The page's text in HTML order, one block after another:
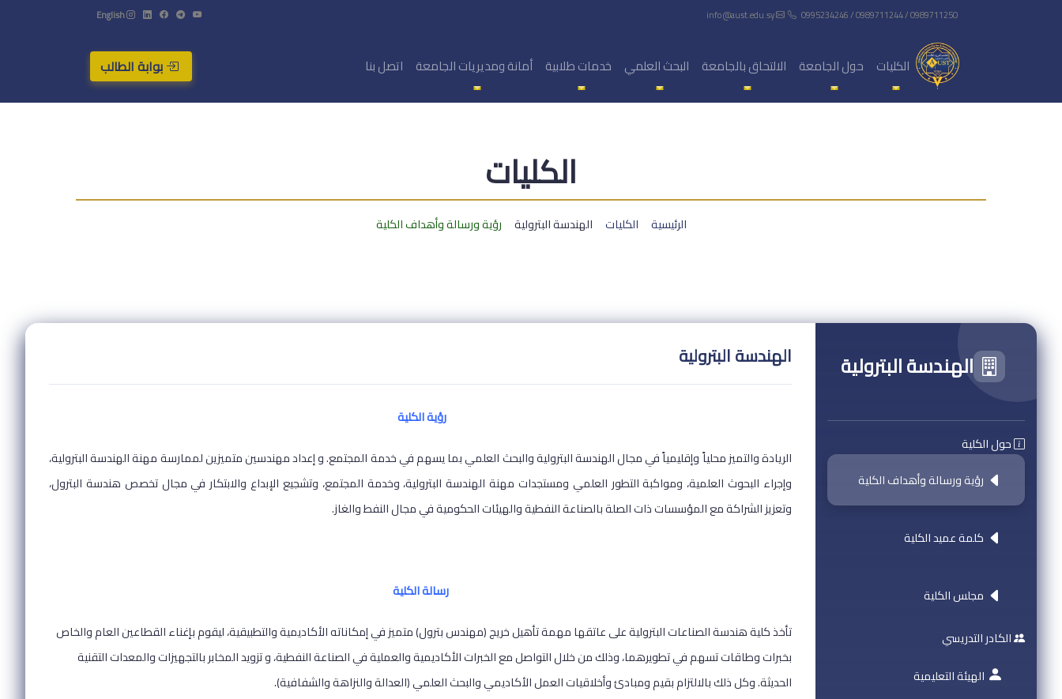
0995234246 / 0989711244 / 0989711250
English
الكليات حول الجامعة الالتحاق بالجامعة البحث العلمي خدمات طلابية أمانة ومديريات الجامعة اتصل بنا بوابة الطالب
الكليات
الرئيسية الكليات الهندسة البترولية رؤية ورسالة وأهداف الكلية
الهندسة البترولية
حول الكلية
رؤية ورسالة وأهداف الكلية
كلمة عميد الكلية
مجلس الكلية
الكادر التدريسي
الهيئة التعليمية
الهندسة البترولية
رؤية الكلية
الريادة والتميز محلياً وإقليمياً في مجال الهندسة البترولية والبحث العلمي بما يسهم في خدمة المجتمع. و إعداد مهندسين متميزين لممارسة مهنة الهندسة البترولية،
وإجراء البحوث العلمية، ومواكبة التطور العلمي ومستجدات مهنة الهندسة البترولية، وخدمة المجتمع، وتشجيع الإبداع والابتكار في مجال تخصص هندسة البترول،
وتعزيز الشراكة مع المؤسسات ذات الصلة بالصناعة النفطية والهيئات الحكومية في مجال النفط والغاز.
رسالة الكلية
تأخذ كلية هندسة الصناعات البترولية على عاتقها مهمة تأهيل خريج (مهندس بترول) متميز في إمكاناته الأكاديمية والتطبيقية، ليقوم بإغناء القطاعين العام والخاص
بخبرات وطاقات تسهم في تطويرهما، وذلك من خلال التواصل مع الخبرات الأكاديمية والعملية في الصناعة النفطية، و تزويد المخابر بالتجهيزات والمعدات التقنية
الحديثة. وكل ذلك بالالتزام بقيم ومبادئ وأخلاقيات العمل الأكاديمي والبحث العلمي (العدالة والنزاهة والشفافية).